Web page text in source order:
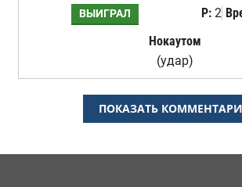
ВЫИГРАЛ Р:2
Нокаутом
(удар)
ПОКАЗАТЬ